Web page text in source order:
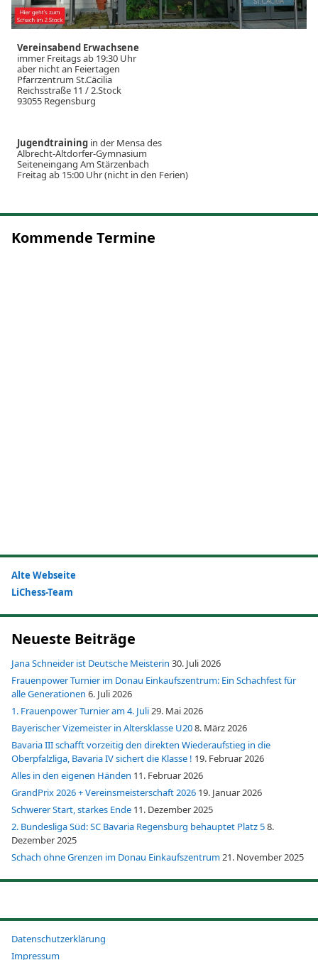
Vereinsabend Erwachsene
immer Freitags ab 19:30 Uhr
aber nicht an Feiertagen
Pfarrzentrum St.Cäcilia
Reichsstraße 11 / 2.Stock
93055 Regensburg
Jugendtraining in der Mensa des
Albrecht-Altdorfer-Gymnasium
Seiteneingang Am Stärzenbach
Freitag ab 15:00 Uhr (nicht in den Ferien)
Kommende Termine
Alte Webseite
LiChess-Team
Neueste Beiträge
Jana Schneider ist Deutsche Meisterin 30. Juli 2026
Frauenpower Turnier im Donau Einkaufszentrum: Ein Schachfest für
alle Generationen 6. Juli 2026
1. Frauenpower Turnier am 4. Juli29. Mai 2026
Bayerischer Vizemeister in Altersklasse U208. März 2026
Bavaria III schafft vorzeitig den direkten Wiederaufstieg in die
Oberpfalzliga, Bavaria IV sichert die Klasse ! 19. Februar 2026
Alles in den eigenen Händen 11. Februar 2026
GrandPrix 2026 + Vereinsmeisterschaft 2026 19. Januar 2026
Schwerer Start, starkes Ende 11. Dezember 2025
2. Bundesliga Süd: SC Bavaria Regensburg behauptet Platz 58.
Dezember 2025
Schach ohne Grenzen im Donau Einkaufszentrum21. November 2025
Datenschutzerklärung
Impressum